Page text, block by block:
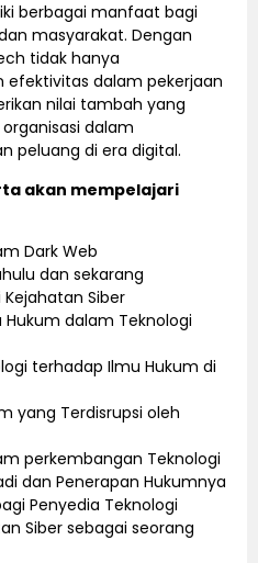
berbagai manfaat bagi
masyarakat. Dengan
tidak hanya
efektivitas dalam pekerjaan
nilai tambah yang
dalam
peluang di era digital.
akan mempelajari
Dark Web
dan sekarang
Siber
dalam Teknologi
terhadap Ilmu Hukum di
yang Terdisrupsi oleh
perkembangan Teknologi
dan Penerapan Hukumnya
Penyedia Teknologi
Siber sebagai seorang